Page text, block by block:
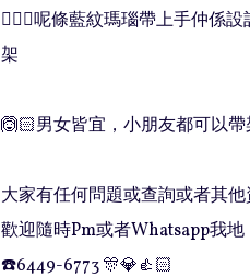
💁🏻‍♀️呢條藍紋瑪瑙帶上手仲係
架
🙆🏻男女皆宜，小朋友都可以帶
大家有任何問題或查詢或者其
歡迎隨時Pm或者Whatsapp我地
☎️6449-6773 🎊💎👍🏻